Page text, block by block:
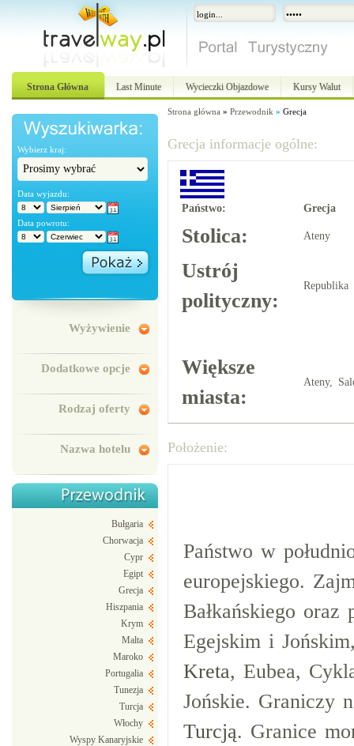
Strona Główna Last Minute Wycieczki Objazdowe Kursy Walut
Wybierz kraj:
Data wyjazdu:
Data powrotu:
Wyżywienie
Dodatkowe opcje
Rodzaj oferty
Nazwa hotelu
Bułgaria
Chorwacja
Cypr
Egipt
Grecja
Hiszpania
Krym
Malta
Maroko
Portugalia
Tunezja
Turcja
Włochy
Wyspy Kanaryjskie
Strona główna » Przewodnik » Grecja
Grecja informacje ogólne:
Państwo: Grecja
Stolica: Ateny
Ustrój
polityczny:
Republika
Większe
miasta:
Ateny,
Położenie:
Państwo w
europejskiego.
Bałkańskiego
Egejskim i
Kreta, Eubea,
Jońskie. Graniczy
Turcją. Granice